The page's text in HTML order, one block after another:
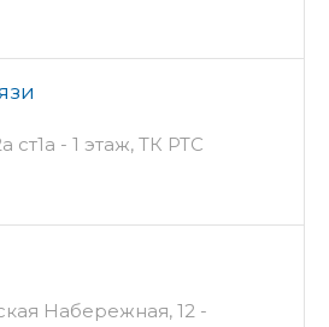
ст1а - 1 этаж, ТК РТС
Набережная, 12 -